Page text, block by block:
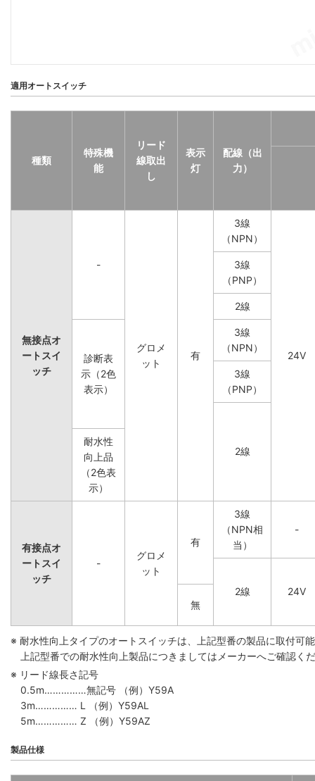
適用オートスイッチ
種類
特殊機
能
リード
線取出
し
表示
灯
配線（出
力）
無接点オ
ートスイ
ッチ
-
グロメ
ット
有
3線
（NPN）
24V
3線
（PNP）
2線
診断表
示（2色
表示）
3線
（NPN）
3線
（PNP）
2線
耐水性
向上品
（2色表
示）
有接点オ
ートスイ
ッチ
-
グロメ
ット
有
3線
（NPN相
当）
-
2線
24V
無
※ 耐水性向上タイプのオートスイッチは、上記型番の製品に取付可
上記型番での耐水性向上製品につきましてはメーカーへご確認く
※ リード線長さ記号
0.5m……………無記号 （例）Y59A
3m…………… L （例）Y59AL
5m…………… Z （例）Y59AZ
製品仕様